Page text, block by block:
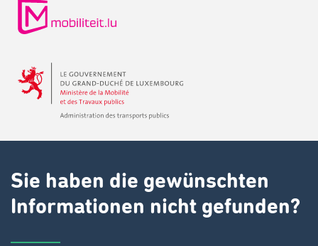
Sie haben die gewünschten
Informationen nicht gefunden?